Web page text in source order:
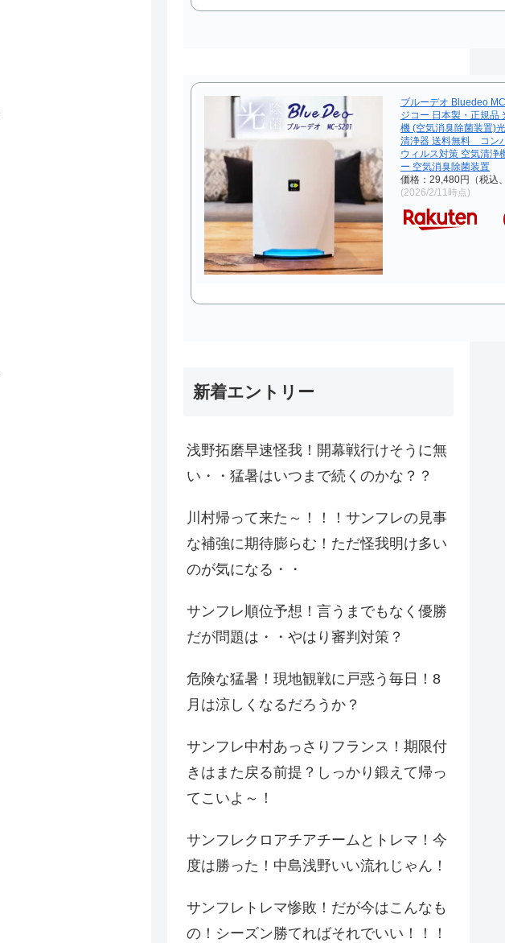
ブルーデオ Bluedeo
ジコー 日本製・正規品
機 (空気消臭除菌装置)
清浄器 送料無料 コン
ウィルス対策 空気清浄
ー 空気消臭除菌装置
価格：29,480円（税込
(2026/2/11時点)
新着エントリー
浅野拓磨早速怪我！開幕戦行けそうに無
い・・猛暑はいつまで続くのかな？？
川村帰って来た～！！！サンフレの見事
な補強に期待膨らむ！ただ怪我明け多い
のが気になる・・
サンフレ順位予想！言うまでもなく優勝
だが問題は・・やはり審判対策？
危険な猛暑！現地観戦に戸惑う毎日！8
月は涼しくなるだろうか？
サンフレ中村あっさりフランス！期限付
きはまた戻る前提？しっかり鍛えて帰っ
てこいよ～！
サンフレクロアチアチームとトレマ！今
度は勝った！中島浅野いい流れじゃん！
サンフレトレマ惨敗！だが今はこんなも
の！シーズン勝てればそれでいい！！！